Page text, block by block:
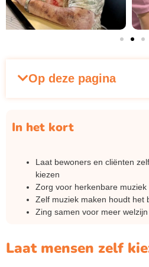
Op deze pagina
In het kort
Laat bewoners en cliënten
kiezen
Zorg voor herkenbare muziek
Zelf muziek maken houdt het
Zing samen voor meer welzijn
Laat mensen zelf